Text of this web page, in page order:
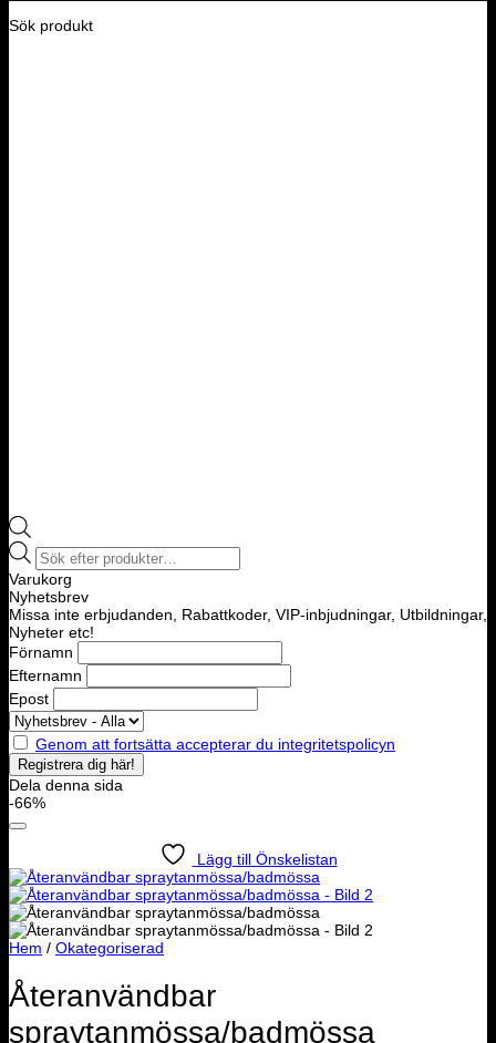
Sök produkt
Products
search
Varukorg
Nyhetsbrev
Missa inte erbjudanden, Rabattkoder, VIP-inbjudningar, Utbildningar,
Nyheter etc!
Förnamn
Efternamn
Epost
Genom att fortsätta accepterar du integritetspolicyn
Dela denna sida
-66%
Lägg till Önskelistan
Hem / Okategoriserad
Återanvändbar
spraytanmössa/badmössa